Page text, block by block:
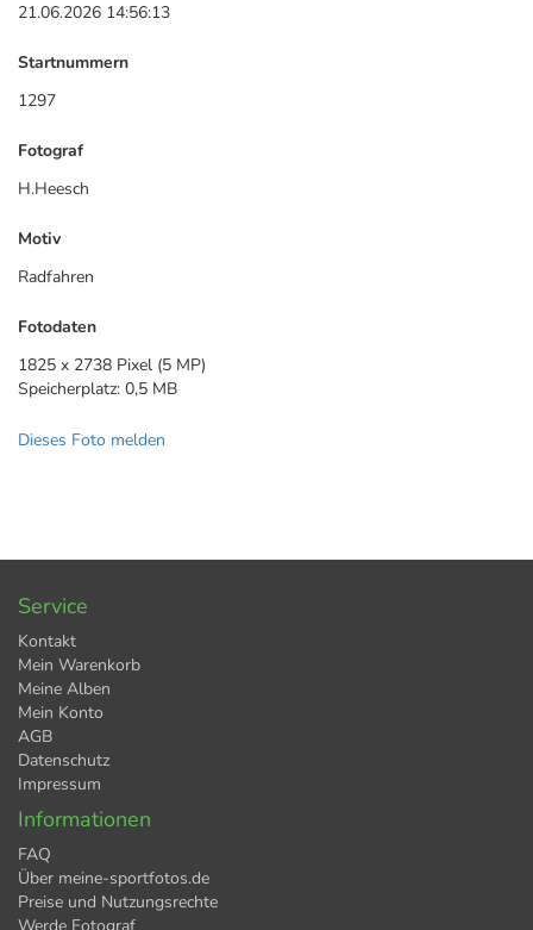
21.06.2026 14:56:13
Startnummern
1297
Fotograf
H.Heesch
Motiv
Radfahren
Fotodaten
1825 x 2738 Pixel (5 MP)
Speicherplatz: 0,5 MB
Dieses Foto melden
Service
Kontakt
Mein Warenkorb
Meine Alben
Mein Konto
AGB
Datenschutz
Impressum
Informationen
FAQ
Über meine-sportfotos.de
Preise und Nutzungsrechte